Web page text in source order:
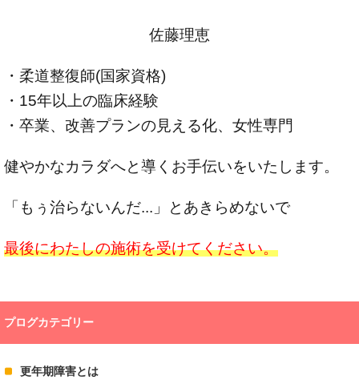
佐藤理恵
・柔道整復師(国家資格)
・15年以上の臨床経験
・卒業、改善プランの見える化、女性専門
健やかなカラダへと導くお手伝いをいたします。
「もぅ治らないんだ...」とあきらめないで
最後にわたしの施術を受けてください。
プログカテゴリー
更年期障害とは